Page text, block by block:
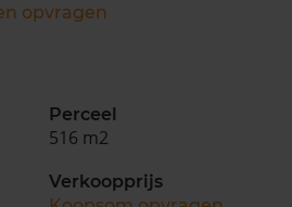
opvragen
Perceel
516 m2
Verkoopprijs